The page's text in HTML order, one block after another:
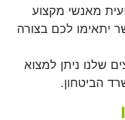
מאנשי מקצוע
יתאימו לכם בצורה
שלנו ניתן למצוא
הביטחון.